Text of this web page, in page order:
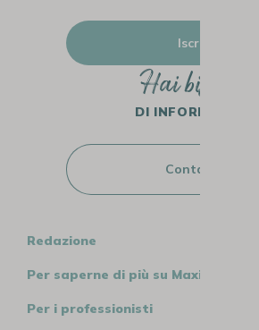
Iscriviti
Hai bisogno
DI INFORMAZIONI?
Contattaci
Redazione
Per saperne di più su MaxiCoffee
Per i professionisti